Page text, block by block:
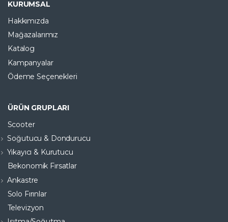
KURUMSAL
Hakkımızda
Mağazalarımız
Katalog
Kampanyalar
Ödeme Seçenekleri
ÜRÜN GRUPLARI
Scooter
Soğutucu & Dondurucu
Yıkayıcı & Kurutucu
Bekonomik Fırsatlar
Ankastre
Solo Fırınlar
Televizyon